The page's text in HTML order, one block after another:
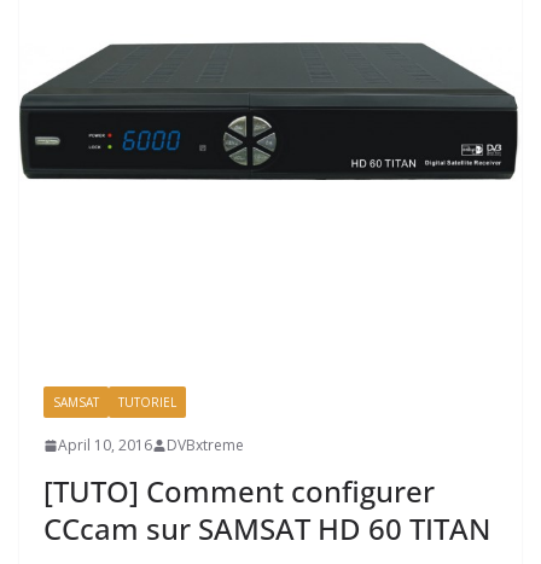
SAMSAT TUTORIEL
April 10, 2016 DVBxtreme
[TUTO] Comment configurer
CCcam sur SAMSAT HD 60 TITAN